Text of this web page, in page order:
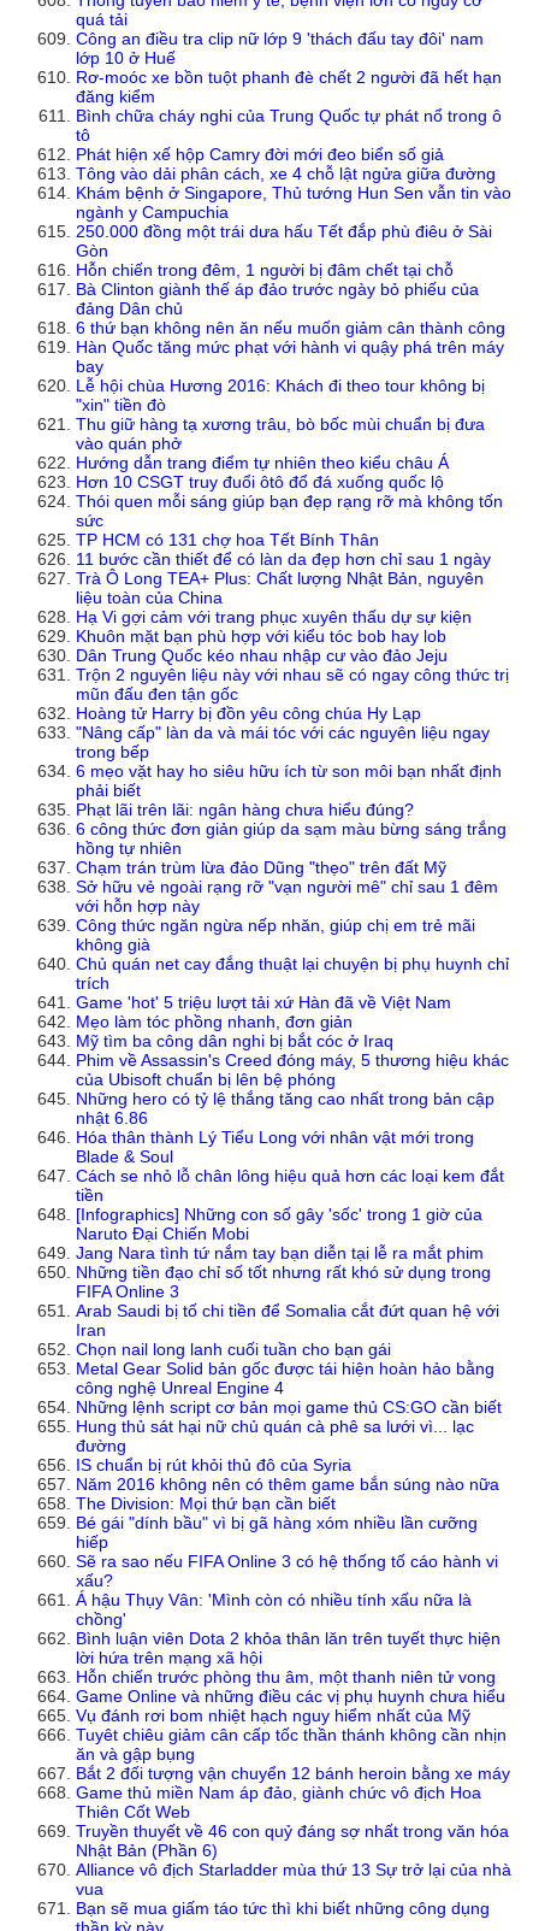
quá tải
Công an điều tra clip nữ lớp 9 'thách đấu tay đôi' nam
lớp 10 ở Huế
Rơ-moóc xe bồn tuột phanh đè chết 2 người đã hết hạn
đăng kiểm
Bình chữa cháy nghi của Trung Quốc tự phát nổ trong ô
tô
Phát hiện xế hộp Camry đời mới đeo biển số giả
Tông vào dải phân cách, xe 4 chỗ lật ngửa giữa đường
Khám bệnh ở Singapore, Thủ tướng Hun Sen vẫn tin vào
ngành y Campuchia
250.000 đồng một trái dưa hấu Tết đắp phù điêu ở Sài
Gòn
Hỗn chiến trong đêm, 1 người bị đâm chết tại chỗ
Bà Clinton giành thế áp đảo trước ngày bỏ phiếu của
đảng Dân chủ
6 thứ bạn không nên ăn nếu muốn giảm cân thành công
Hàn Quốc tăng mức phạt với hành vi quậy phá trên máy
bay
Lễ hội chùa Hương 2016: Khách đi theo tour không bị
"xin" tiền đò
Thu giữ hàng tạ xương trâu, bò bốc mùi chuẩn bị đưa
vào quán phở
Hướng dẫn trang điểm tự nhiên theo kiểu châu Á
Hơn 10 CSGT truy đuổi ôtô đổ đá xuống quốc lộ
Thói quen mỗi sáng giúp bạn đẹp rạng rỡ mà không tốn
sức
TP HCM có 131 chợ hoa Tết Bính Thân
11 bước cần thiết để có làn da đẹp hơn chỉ sau 1 ngày
Trà Ô Long TEA+ Plus: Chất lượng Nhật Bản, nguyên
liệu toàn của China
Hạ Vi gợi cảm với trang phục xuyên thấu dự sự kiện
Khuôn mặt bạn phù hợp với kiểu tóc bob hay lob
Dân Trung Quốc kéo nhau nhập cư vào đảo Jeju
Trộn 2 nguyên liệu này với nhau sẽ có ngay công thức trị
mũn đấu đen tận gốc
Hoàng tử Harry bị đồn yêu công chúa Hy Lạp
"Nâng cấp" làn da và mái tóc với các nguyên liệu ngay
trong bếp
6 mẹo vặt hay ho siêu hữu ích từ son môi bạn nhất định
phải biết
Phạt lãi trên lãi: ngân hàng chưa hiểu đúng?
6 công thức đơn giản giúp da sạm màu bừng sáng trắng
hồng tự nhiên
Chạm trán trùm lừa đảo Dũng "thẹo" trên đất Mỹ
Sở hữu vẻ ngoài rạng rỡ "vạn người mê" chỉ sau 1 đêm
với hỗn hợp này
Công thức ngăn ngừa nếp nhăn, giúp chị em trẻ mãi
không già
Chủ quán net cay đắng thuật lại chuyện bị phụ huynh chỉ
trích
Game 'hot' 5 triệu lượt tải xứ Hàn đã về Việt Nam
Mẹo làm tóc phồng nhanh, đơn giản
Mỹ tìm ba công dân nghi bị bắt cóc ở Iraq
Phim về Assassin's Creed đóng máy, 5 thương hiệu khác
của Ubisoft chuẩn bị lên bệ phóng
Những hero có tỷ lệ thắng tăng cao nhất trong bản cập
nhật 6.86
Hóa thân thành Lý Tiểu Long với nhân vật mới trong
Blade & Soul
Cách se nhỏ lỗ chân lông hiệu quả hơn các loại kem đắt
tiền
[Infographics] Những con số gây 'sốc' trong 1 giờ của
Naruto Đại Chiến Mobi
Jang Nara tình tứ nắm tay bạn diễn tại lễ ra mắt phim
Những tiền đạo chỉ số tốt nhưng rất khó sử dụng trong
FIFA Online 3
Arab Saudi bị tố chi tiền để Somalia cắt đứt quan hệ với
Iran
Chọn nail long lanh cuối tuần cho bạn gái
Metal Gear Solid bản gốc được tái hiện hoàn hảo bằng
công nghệ Unreal Engine 4
Những lệnh script cơ bản mọi game thủ CS:GO cần biết
Hung thủ sát hại nữ chủ quán cà phê sa lưới vì... lạc
đường
IS chuẩn bị rút khỏi thủ đô của Syria
Năm 2016 không nên có thêm game bắn súng nào nữa
The Division: Mọi thứ bạn cần biết
Bé gái "dính bầu" vì bị gã hàng xóm nhiều lần cưỡng
hiếp
Sẽ ra sao nếu FIFA Online 3 có hệ thống tố cáo hành vi
xấu?
Á hậu Thụy Vân: 'Mình còn có nhiều tính xấu nữa là
chồng'
Bình luận viên Dota 2 khỏa thân lăn trên tuyết thực hiện
lời hứa trên mạng xã hội
Hỗn chiến trước phòng thu âm, một thanh niên tử vong
Game Online và những điều các vị phụ huynh chưa hiểu
Vụ đánh rơi bom nhiệt hạch nguy hiểm nhất của Mỹ
Tuyêt chiêu giảm cân cấp tốc thần thánh không cần nhịn
ăn và gập bụng
Bắt 2 đối tượng vận chuyển 12 bánh heroin bằng xe máy
Game thủ miền Nam áp đảo, giành chức vô địch Hoa
Thiên Cốt Web
Truyền thuyết về 46 con quỷ đáng sợ nhất trong văn hóa
Nhật Bản (Phần 6)
Alliance vô địch Starladder mùa thứ 13 Sự trở lại của nhà
vua
Bạn sẽ mua giấm táo tức thì khi biết những công dụng